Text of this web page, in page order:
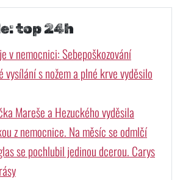
top 24h
v nemocnici: Sebepoškozování
vysílání s nožem a plné krve vyděsilo
Mareše a Hezuckého vyděsila
z nemocnice. Na měsíc se odmlčí
se pochlubil jedinou dcerou. Carys